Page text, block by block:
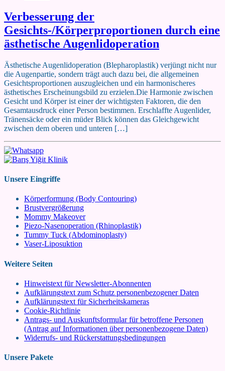
Verbesserung der
Gesichts-/Körperproportionen durch eine
ästhetische Augenlidoperation
Ästhetische Augenlidoperation (Blepharoplastik) verjüngt nicht nur
die Augenpartie, sondern trägt auch dazu bei, die allgemeinen
Gesichtsproportionen auszugleichen und ein harmonischeres
ästhetisches Erscheinungsbild zu erzielen.Die Harmonie zwischen
Gesicht und Körper ist einer der wichtigsten Faktoren, die den
Gesamtausdruck einer Person bestimmen. Erschlaffte Augenlider,
Tränensäcke oder ein müder Blick können das Gleichgewicht
zwischen dem oberen und unteren […]
Unsere Eingriffe
Körperformung (Body Contouring)
Brustvergrößerung
Mommy Makeover
Piezo-Nasenoperation (Rhinoplastik)
Tummy Tuck (Abdominoplasty)
Vaser-Liposuktion
Weitere Seiten
Hinweistext für Newsletter-Abonnenten
Aufklärungstext zum Schutz personenbezogener Daten
Aufklärungstext für Sicherheitskameras
Cookie-Richtlinie
Antrags- und Auskunftsformular für betroffene Personen
(Antrag auf Informationen über personenbezogene Daten)
Widerrufs- und Rückerstattungsbedingungen
Unsere Pakete